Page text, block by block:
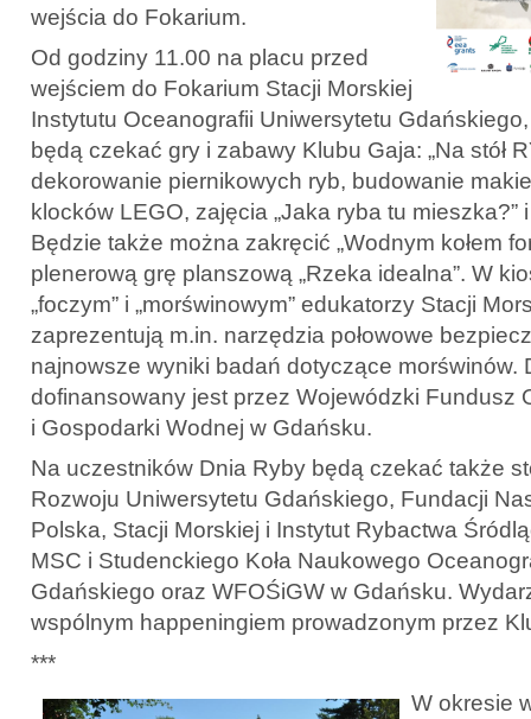
wejścia do Fokarium.
Od godziny 11.00 na placu przed
wejściem do Fokarium Stacji Morskiej
Instytutu Oceanografii Uniwersytetu
będą czekać gry i zabawy Klubu Gaja: „Na stół
dekorowanie piernikowych ryb, budowanie
klocków LEGO, zajęcia „Jaka ryba tu mieszka?”
Będzie także można zakręcić „Wodnym kołem
plenerową grę planszową „Rzeka idealna”. W
„foczym” i „morświnowym” edukatorzy Stacji
zaprezentują m.in. narzędzia połowowe
najnowsze wyniki badań dotyczące morświnów.
dofinansowany jest przez Wojewódzki Fundusz
i Gospodarki Wodnej w Gdańsku.
Na uczestników Dnia Ryby będą czekać także
Rozwoju Uniwersytetu Gdańskiego, Fundacji
Polska, Stacji Morskiej i Instytut Rybactwa
MSC i Studenckiego Koła Naukowego
Gdańskiego oraz WFOŚiGW w Gdańsku.
wspólnym happeningiem prowadzonym przez
***
W okresie